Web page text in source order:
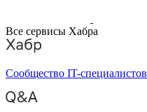
Все сервисы Хабра
Сообщество IT-специалистов